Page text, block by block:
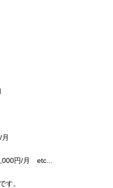
円/月 etc...
す。